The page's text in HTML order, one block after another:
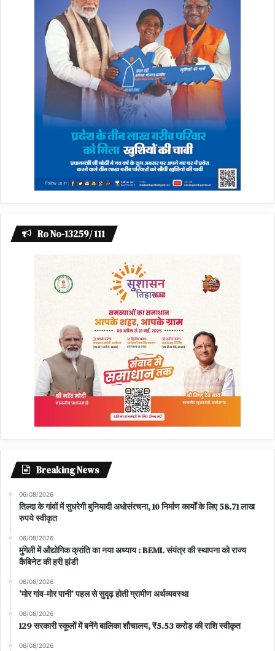
Ro No-13259/ 111
Breaking News
06/08/2026
तिल्दा के गांवों में सुधरेगी बुनियादी अधोसंरचना, 10 निर्माण कार्यों के लिए 58.71 लाख
रुपये स्वीकृत
06/08/2026
मुंगेली में औद्योगिक क्रांति का नया अध्याय : BEML संयंत्र की स्थापना को राज्य
कैबिनेट की हरी झंडी
06/08/2026
‘मोर गांव-मोर पानी’ पहल से सुदृढ़ होती ग्रामीण अर्थव्यवस्था
06/08/2026
129 सरकारी स्कूलों में बनेंगे बालिका शौचालय, ₹5.53 करोड़ की राशि स्वीकृत
06/08/2026